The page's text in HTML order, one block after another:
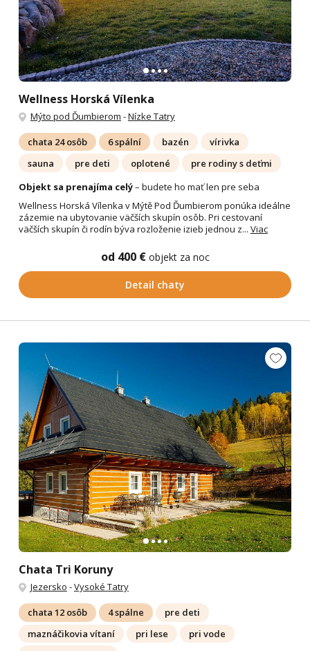
Wellness Horská Vílenka
Mýto pod Ďumbierom -Nízke Tatry
chata 24 osôb 6 spální bazén
vírivka
sauna
pre deti oplotené
pre rodiny s deťmi
Objekt sa prenajíma celý– budete ho mať len pre seba
Wellness Horská Vílenka v Mýtě Pod Ďumbierom ponúka ideálne
zázemie na ubytovanie väčších skupín osôb. Pri cestovaní
väčších skupín či rodín býva rozloženie izieb jednou z... Viac
od 400 € objekt za noc
Detail chaty
Chata Tri Koruny
Jezersko -Vysoké Tatry
chata 12 osôb 4 spálne
pre deti
maznáčikovia vítaní
pri lese
pri vode